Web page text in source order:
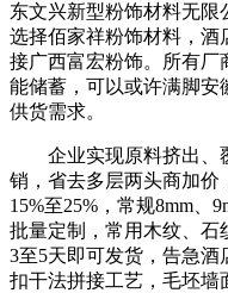
东文兴新型粉饰材料无
选择佰家祥粉饰材料，酒
接广西富宏粉饰。所有厂
能储蓄，可以或许满脚安
供货需求。
企业实现原料挤出、
销，省去多层两头商加价
15%至25%，常规8mm、
批量定制，常用木纹、石
3至5天即可发货，告急
扣干法拼接工艺，毛坯墙